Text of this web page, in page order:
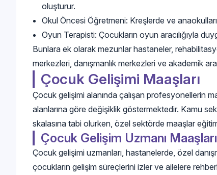
oluşturur.
Okul Öncesi Öğretmeni: Kreşlerde ve
Oyun Terapisti: Çocukların oyun aracılığıyla
Bunlara ek olarak mezunlar hastaneler,
merkezleri, danışmanlık merkezleri ve akademik
Çocuk Gelişimi Maaşları
Çocuk gelişimi alanında çalışan profesyonellerin
alanlarına göre değişiklik göstermektedir. Kamu
skalasına tabi olurken, özel sektörde maaşlar
Çocuk Gelişim Uzmanı Maaşları
Çocuk gelişimi uzmanları, hastanelerde, özel
çocukların gelişim süreçlerini izler ve ailelere